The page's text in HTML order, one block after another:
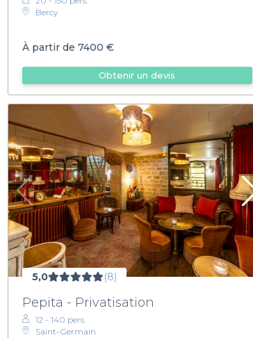
Bercy
À partir de 7400 €
Obtenir un devis
5,0 (8)
Pepita - Privatisation
12 - 140 pers.
Saint-Germain